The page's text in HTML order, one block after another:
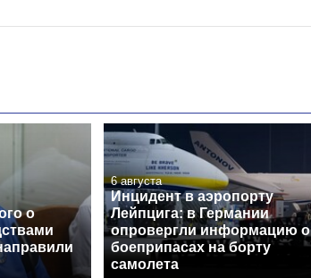
о
6 августа
Инцидент в аэропорту
Лейпцига: в Германии
опровергли информацию о
боеприпасах на борту
самолета